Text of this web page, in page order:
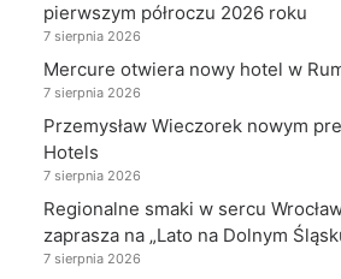
pierwszym półroczu 2026 roku
7 sierpnia 2026
Mercure otwiera nowy hotel w
7 sierpnia 2026
Przemysław Wieczorek nowym
Hotels
7 sierpnia 2026
Regionalne smaki w sercu
zaprasza na „Lato na Dolnym
7 sierpnia 2026